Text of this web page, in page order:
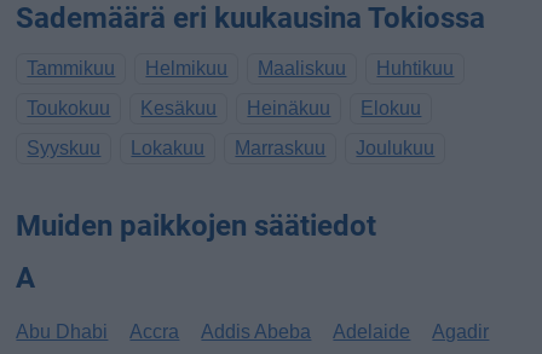
Sademäärä eri kuukausina Tokiossa
Tammikuu Helmikuu Maaliskuu
Huhtikuu
Toukokuu
Kesäkuu Heinäkuu
Elokuu
Syyskuu
Lokakuu Marraskuu Joulukuu
Muiden paikkojen säätiedot
A
Abu Dhabi Accra Addis Abeba Adelaide
Agadir